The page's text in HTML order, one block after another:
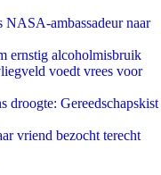
ambassadeur naar
ernstig alcoholmisbruik
voedt vrees voor
droogte: Gereedschapskist
vriend bezocht terecht